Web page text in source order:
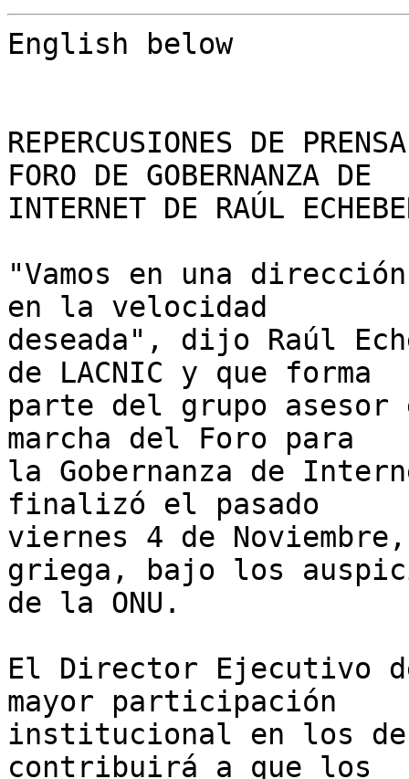
English below
REPERCUSIONES DE
FORO DE GOBERNANZA DE
INTERNET DE RAÚL
"Vamos en una
en la velocidad
deseada", dijo Raúl
de LACNIC y que forma
parte del grupo
marcha del Foro para
la Gobernanza de
finalizó el pasado
viernes 4 de
griega, bajo los
de la ONU.
El Director Ejecutivo
mayor participación
institucional en los
contribuirá a que los